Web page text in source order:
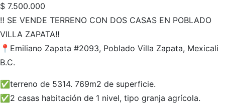
$ 7.500.000
‼️ SE VENDE TERRENO CON DOS CASAS EN POBLADO
VILLA ZAPATA‼️
📍Emiliano Zapata #2093, Poblado Villa Zapata, Mexicali
B.C.
✅terreno de 5314. 769m2 de superficie.
✅2 casas habitación de 1 nivel, tipo granja agrícola.